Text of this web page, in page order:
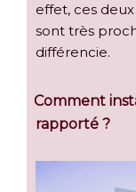
effet, ces
sont très
différencie.
Comment
rapporté ?